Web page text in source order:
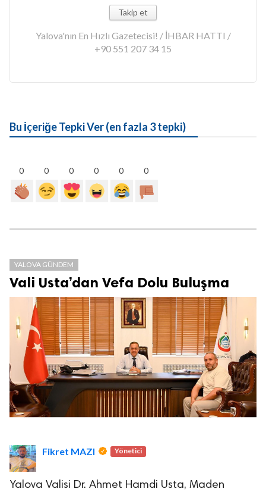
Takip et
Yalova'nın En Hızlı Gazetecisi! / İHBAR HATTI /
+90 551 207 34 15
Bu İçeriğe Tepki Ver (en fazla 3 tepki)
0 0 0 0 0 0
YALOVA GÜNDEM
Vali Usta’dan Vefa Dolu Buluşma
Fikret MAZI Yönetici
Yalova Valisi Dr. Ahmet Hamdi Usta, Maden